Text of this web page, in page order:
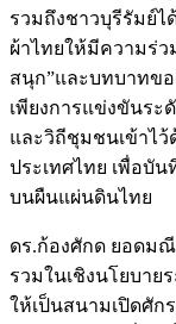
รวมถึงชาวบุรีรัมย์ไ
ผ้าไทยให้มีความร่ว
สนุก”และบทบาทขอ
เพียงการแข่งขันระ
และวิถีชุมชนเข้าไว้
ประเทศไทย เพื่อบั
บนผืนแผ่นดินไทย
ดร.ก้องศักด ยอดมณี
รวมในเชิงนโยบาย
ให้เป็นสนามเปิดศัก